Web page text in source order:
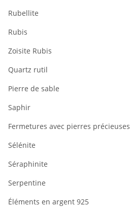
Rubellite
Rubis
Zoisite Rubis
Quartz rutil
Pierre de sable
Saphir
Fermetures avec pierres précieuses
Sélénite
Séraphinite
Serpentine
Éléments en argent 925